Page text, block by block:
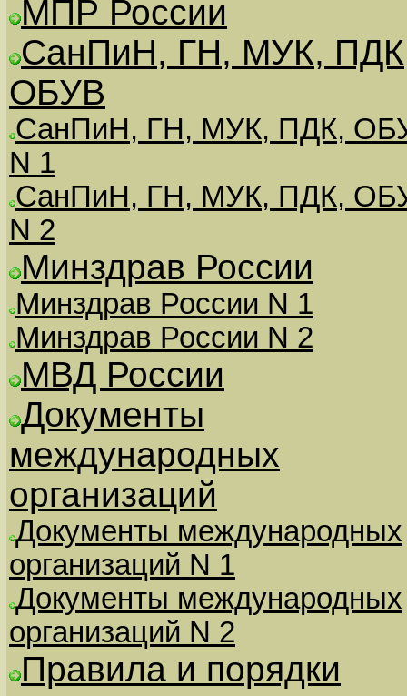
МПР России
СанПиН, ГН, МУК,
ОБУВ
СанПиН, ГН, МУК, ПДК,
N 1
СанПиН, ГН, МУК, ПДК,
N 2
Минздрав России
Минздрав России N 1
Минздрав России N 2
МВД России
Документы
международных
организаций
Документы международных
организаций N 1
Документы международных
организаций N 2
Правила и порядки